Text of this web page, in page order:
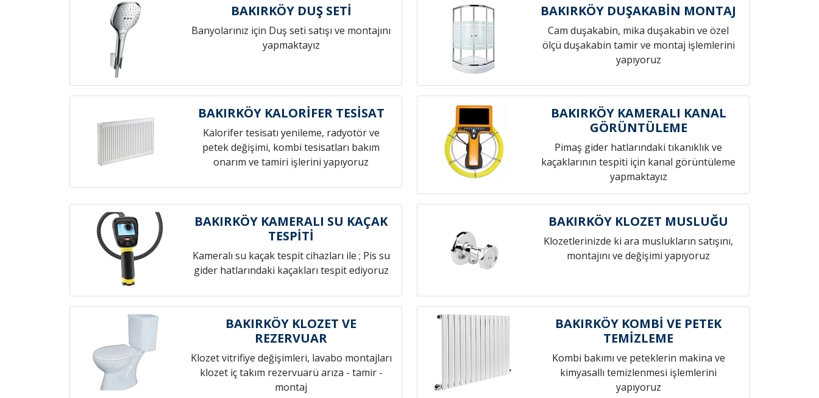
BAKIRKÖY DUŞ SETİ
Banyolarınız için Duş seti satışı ve montajını
yapmaktayız
BAKIRKÖY DUŞAKABİN MONTAJ
Cam duşakabin, mika duşakabin ve özel
ölçü duşakabin tamir ve montaj işlemlerini
yapıyoruz
BAKIRKÖY KALORİFER TESİSAT
Kalorifer tesisatı yenileme, radyotör ve
petek değişimi, kombi tesisatları bakım
onarım ve tamiri işlerini yapıyoruz
BAKIRKÖY KAMERALI KANAL
GÖRÜNTÜLEME
Pimaş gider hatlarındaki tıkanıklık ve
kaçaklarının tespiti için kanal görüntüleme
yapmaktayız
BAKIRKÖY KAMERALI SU KAÇAK
TESPİTİ
Kameralı su kaçak tespit cihazları ile ; Pis su
gider hatlarındaki kaçakları tespit ediyoruz
BAKIRKÖY KLOZET MUSLUĞU
Klozetlerinizde ki ara muslukların satışını,
montajını ve değişimi yapıyoruz
BAKIRKÖY KLOZET VE
REZERVUAR
Klozet vitrifiye değişimleri, lavabo montajları
klozet iç takım rezervuarü arıza - tamir -
montaj
BAKIRKÖY KOMBİ VE PETEK
TEMİZLEME
Kombi bakımı ve peteklerin makina ve
kimyasallı temizlenmesi işlemlerini
yapıyoruz